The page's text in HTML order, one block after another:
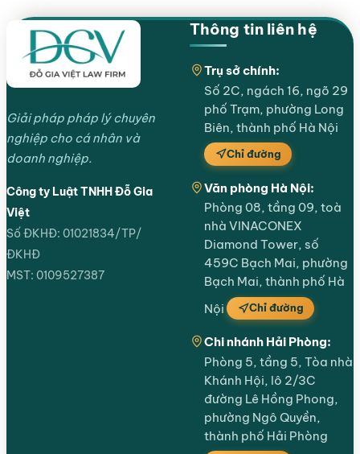
Giải pháp pháp lý chuyên
nghiệp cho cá nhân và
doanh nghiệp.
Công ty Luật TNHH Đỗ Gia
Việt
Số ĐKHĐ: 01021834/TP/
ĐKHĐ
MST: 0109527387
Thông tin liên hệ
Trụ sở chính:
Số 2C, ngách 16, ngõ 29
phố Trạm, phường Long
Biên, thành phố Hà Nội
Chỉ đường
Văn phòng Hà Nội:
Phòng 08, tầng 09, toà
nhà VINACONEX
Diamond Tower, số
459C Bạch Mai, phường
Bạch Mai, thành phố Hà
Nội
Chỉ đường
Chi nhánh Hải Phòng:
Phòng 5, tầng 5, Tòa nhà
Khánh Hội, lô 2/3C
đường Lê Hồng Phong,
phường Ngô Quyền,
thành phố Hải Phòng